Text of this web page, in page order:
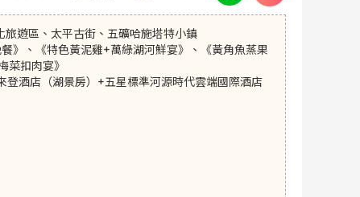
遊區、太平古街、五礦哈施塔特小鎮
》、《特色黃泥雞+萬綠湖河鮮宴》、《黃角魚蒸果
菜扣肉宴》
酒店（湖景房）+五星標準河源時代雲端國際酒店